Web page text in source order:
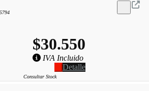
$30.550
IVA Incluido
Detalle
Consultar Stock